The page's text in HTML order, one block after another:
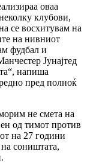
оваа
клубови,
се восхитувам на
на нивниот
фудбал и
Јунајтед
напиша
пред полноќ
не смета на
од тимот против
на 27 години
соништата,